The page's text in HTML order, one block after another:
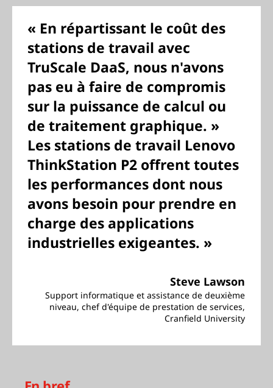
« En répartissant le coût des
stations de travail avec
TruScale DaaS, nous n'avons
pas eu à faire de compromis
sur la puissance de calcul ou
de traitement graphique. »
Les stations de travail Lenovo
ThinkStation P2 offrent toutes
les performances dont nous
avons besoin pour prendre en
charge des applications
industrielles exigeantes. »
Steve Lawson
Support informatique et assistance de deuxième
niveau, chef d'équipe de prestation de services,
Cranfield University